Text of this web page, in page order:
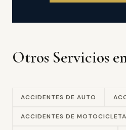
Otros Servicios
ACCIDENTES DE AUTO
ACCIDENTES DE MOTOCICLETA